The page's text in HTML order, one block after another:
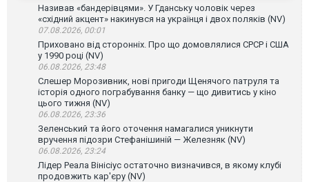
Називав «бандерівцями». У Гданську чоловік через
«східний акцент» накинувся на українця і двох поляків (NV)
07.08.2026, 00:01
Приховано від сторонніх. Про що домовлялися СРСР і США
у 1990 році (NV)
06.08.2026, 23:48
Слешер Морозивник, нові пригоди Щенячого патруля та
історія одного пограбування банку — що дивитись у кіно
цього тижня (NV)
06.08.2026, 23:36
Зеленський та його оточення намагалися уникнути
вручення підозри Стефанішиній — Железняк (NV)
06.08.2026, 23:24
Лідер Реала Вінісіус остаточно визначився, в якому клубі
продовжить кар'єру (NV)